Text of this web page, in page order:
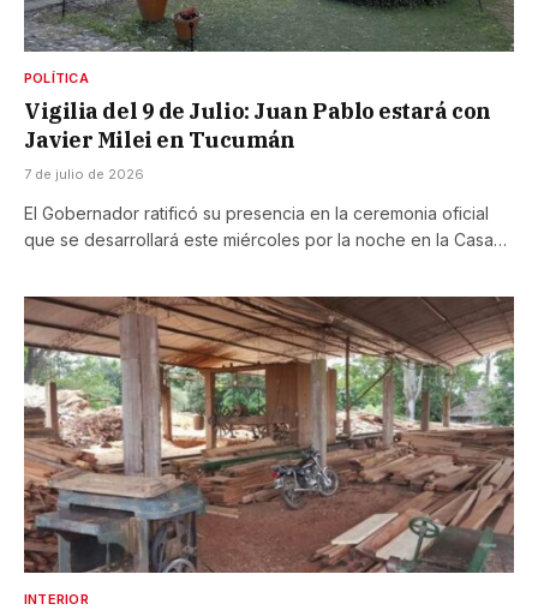
POLÍTICA
Vigilia del 9 de Julio: Juan Pablo estará con
Javier Milei en Tucumán
7 de julio de 2026
El Gobernador ratificó su presencia en la ceremonia oficial
que se desarrollará este miércoles por la noche en la Casa…
INTERIOR